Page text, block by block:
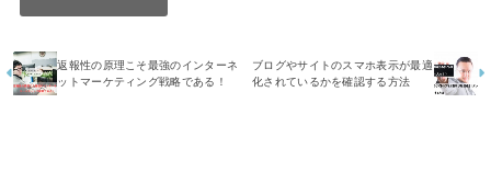
返報性の原理こそ最強のインターネ
ットマーケティング戦略である！
ブログやサイトのスマホ表示が最適
化されているかを確認する方法